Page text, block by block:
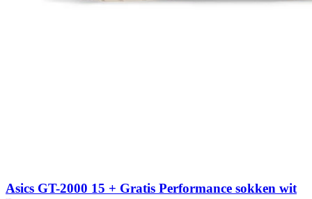
Asics GT-2000 15 + Gratis Performance sokken wit